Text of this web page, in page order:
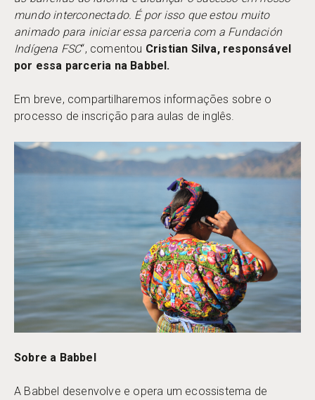
mundo interconectado. É por isso que estou muito
animado para iniciar essa parceria com a Fundación
Indígena FSC“, comentou Cristian Silva, responsável
por essa parceria na Babbel.
Em breve, compartilharemos informações sobre o
processo de inscrição para aulas de inglês.
Sobre a Babbel
A Babbel desenvolve e opera um ecossistema de